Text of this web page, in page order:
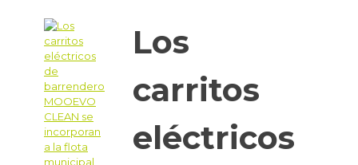
Los
carritos
eléctricos